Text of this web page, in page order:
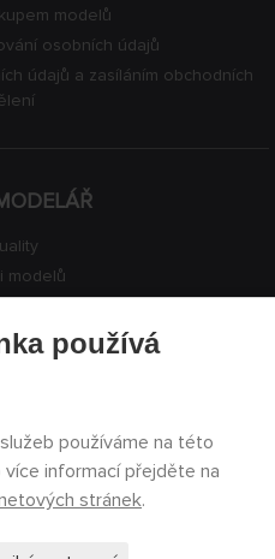
modelů
osobních údajů
údajů a zasíláním obchodních
modelů
používá
používáme na této
informací přejděte na
stránek.